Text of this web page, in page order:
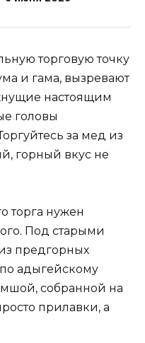
торговую точку
и гама, вызревают
настоящим
головы
за мед из
горный вкус не
торга нужен
Под старыми
предгорных
адыгейскому
собранной на
прилавки, а